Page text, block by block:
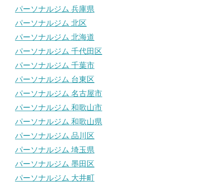
パーソナルジム 兵庫県
パーソナルジム 北区
パーソナルジム 北海道
パーソナルジム 千代田区
パーソナルジム 千葉市
パーソナルジム 台東区
パーソナルジム 名古屋市
パーソナルジム 和歌山市
パーソナルジム 和歌山県
パーソナルジム 品川区
パーソナルジム 埼玉県
パーソナルジム 墨田区
パーソナルジム 大井町